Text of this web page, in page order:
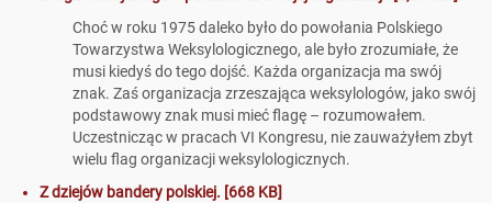
Choć w roku 1975 daleko było do powołania Polskiego
Towarzystwa Weksylologicznego, ale było zrozumiałe, że
musi kiedyś do tego dojść. Każda organizacja ma swój
znak. Zaś organizacja zrzeszająca weksylologów, jako swój
podstawowy znak musi mieć flagę – rozumowałem.
Uczestnicząc w pracach VI Kongresu, nie zauważyłem zbyt
wielu flag organizacji weksylologicznych.
Z dziejów bandery polskiej. [668 KB]